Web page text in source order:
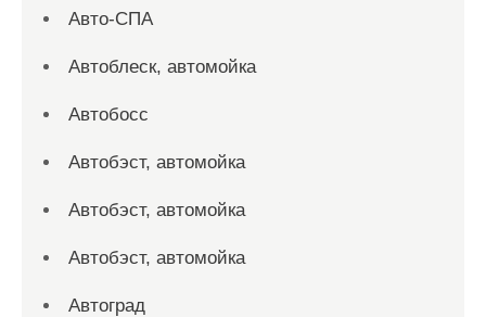
Авто-СПА
Автоблеск, автомойка
Автобосс
Автобэст, автомойка
Автобэст, автомойка
Автобэст, автомойка
Автоград